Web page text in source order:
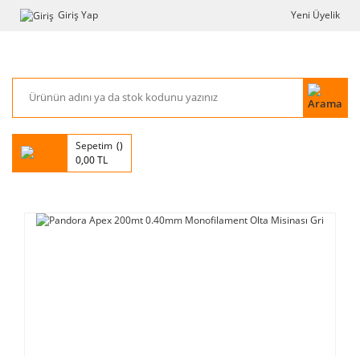
Giriş Yap Yeni Üyelik
Sepetim
0,00 TL